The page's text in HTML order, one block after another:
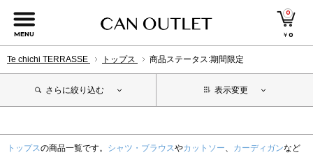
MENU
0
￥0
Te chichi TERRASSE トップス 商品ステータス:期間限定
さらに絞り込む 表示変更
トップスの商品一覧です。 シャツ・ブラウスやカットソー、 カーディガンなど